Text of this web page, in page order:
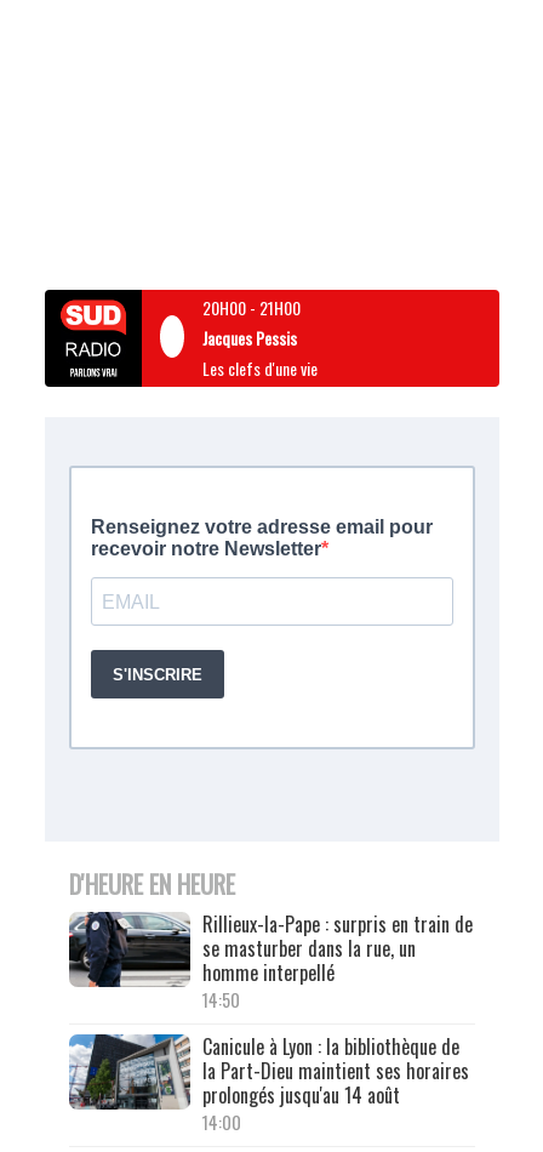
20H00- 21H00
Jacques Pessis
Les clefs d'une vie
D'HEURE EN HEURE
Rillieux-la-Pape : surpris en train de
se masturber dans la rue, un
homme interpellé
14:50
Canicule à Lyon : la bibliothèque de
la Part-Dieu maintient ses horaires
prolongés jusqu'au 14 août
14:00